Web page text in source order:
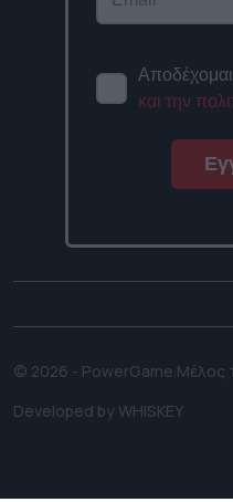
και την
© 2026 - PowerGame.Μέλος
Developed by WHISKEY